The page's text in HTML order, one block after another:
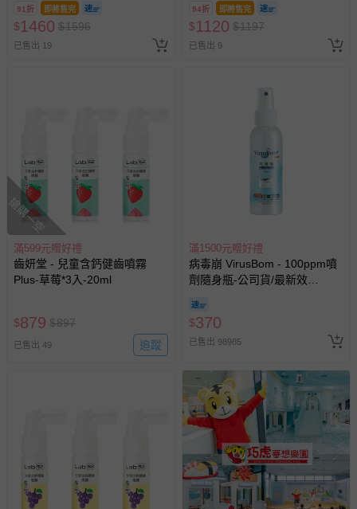
91折 即將售完
$1460 $1596
已售出 19
94折 即將售完
$1120 $1197
已售出 9
搶購一空
滿599元贈好禮
齒妍堂 - 兒童含鈣健齒噴霧
Plus-草莓*3入-20ml
$879 $897
已售出 49 追蹤
滿1500元贈好禮
病毒崩 VirusBom - 100ppm噴
劑隨身瓶-公司貨/最新效
$370
已售出 98985